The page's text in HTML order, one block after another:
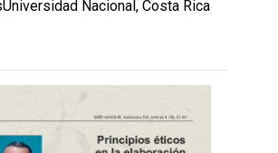
Nacional, Costa Rica